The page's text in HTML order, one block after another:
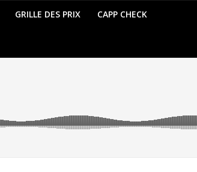
GRILLE DES PRIX CAPP CHECK